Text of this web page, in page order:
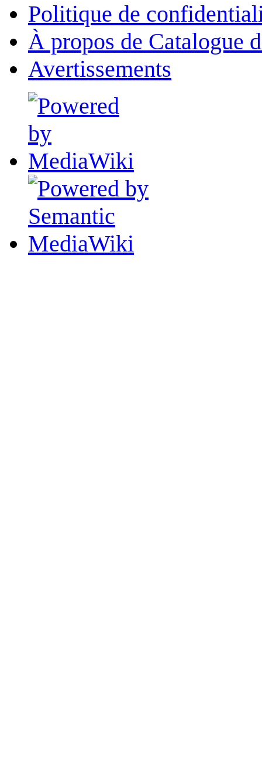
Politique de
À propos de Catalogue
Avertissements